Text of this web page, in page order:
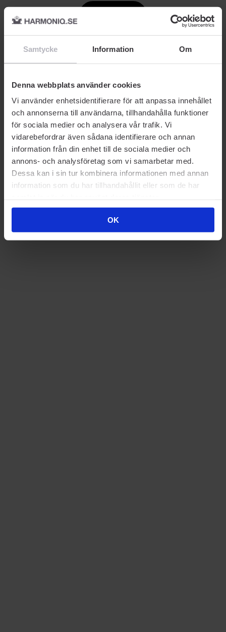
Samtycke Information Om
Denna webbplats använder cookies
Vi använder enhetsidentifierare för att anpassa innehållet
och annonserna till användarna, tillhandahålla funktioner
för sociala medier och analysera vår trafik. Vi
vidarebefordrar även sådana identifierare och annan
information från din enhet till de sociala medier och
annons- och analysföretag som vi samarbetar med.
Dessa kan i sin tur kombinera informationen med annan
information som du har tillhandahållit eller som de har
OK